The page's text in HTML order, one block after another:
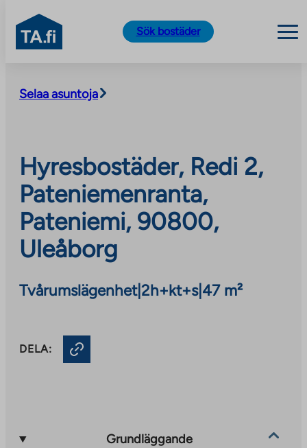
content
TA.fi
Sök bostäder
Selaa asuntoja
Hyresbostäder, Redi 2,
Pateniemenranta,
Pateniemi, 90800,
Uleåborg
Tvårumslägenhet|2h+kt+s| 47 m²
DELA:
Grundläggande